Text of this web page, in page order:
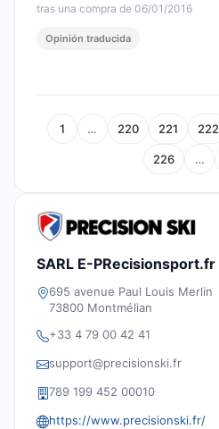
tras una compra de 06/01/2016
Opinión traducida
1 … 220 221 222
226 …
SARL E-PRecisionsport.fr
695 avenue Paul Louis Merlin
73800 Montmélian
+33 4 79 00 42 41
support@precisionski.fr
789 199 452 00010
https://www.precisionski.fr/